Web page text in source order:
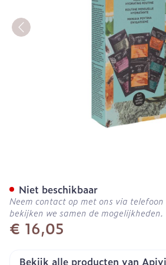
€ 16,05
Niet beschikbaar
Neem contact op met ons via
bekijken we samen de mogelijkheden.
Bekijk alle producten van